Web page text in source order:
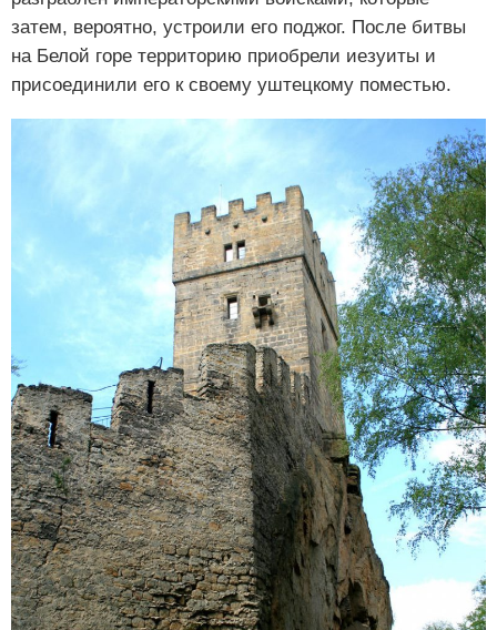
затем, вероятно, устроили его поджог. После битвы
на Белой горе территорию приобрели иезуиты и
присоединили его к своему уштецкому поместью.